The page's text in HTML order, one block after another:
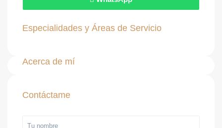
Especialidades y Áreas de Servicio
Acerca de mí
Contáctame